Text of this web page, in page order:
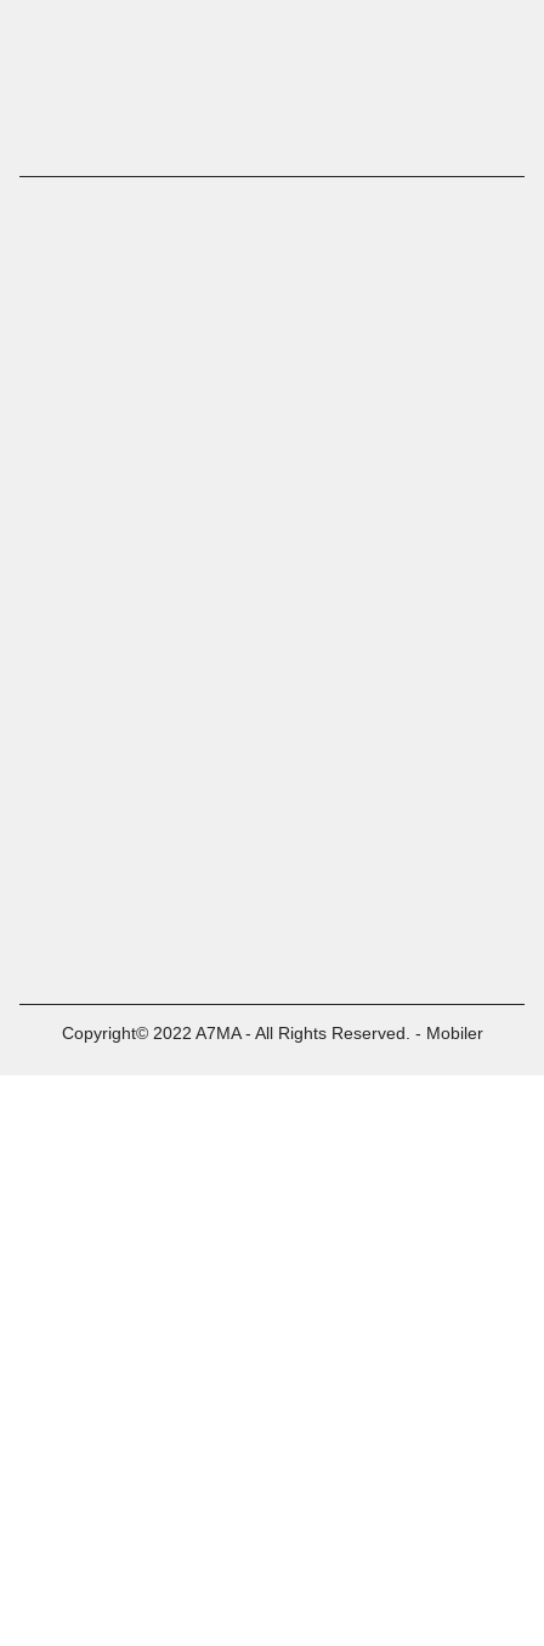
Copyright© 2022 A7MA - All Rights Reserved. - Mobiler